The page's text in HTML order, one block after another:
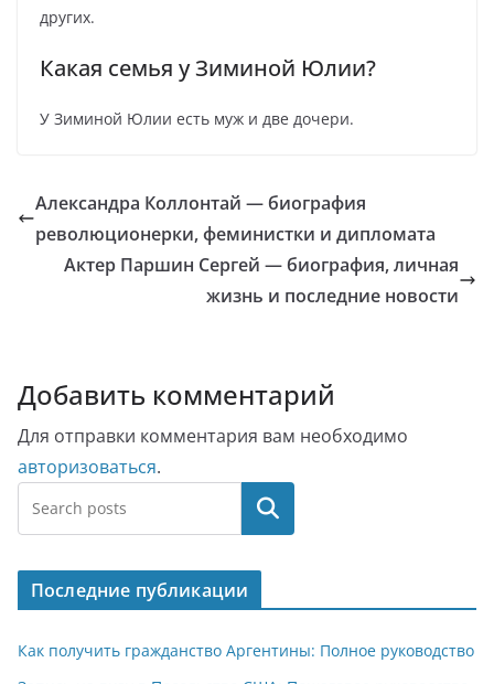
других.
Какая семья у Зиминой Юлии?
У Зиминой Юлии есть муж и две дочери.
Александра Коллонтай — биография
революционерки, феминистки и дипломата
Актер Паршин Сергей — биография, личная
жизнь и последние новости
Добавить комментарий
Для отправки комментария вам необходимо
авторизоваться.
Поиск
Последние публикации
Как получить гражданство Аргентины: Полное руководство